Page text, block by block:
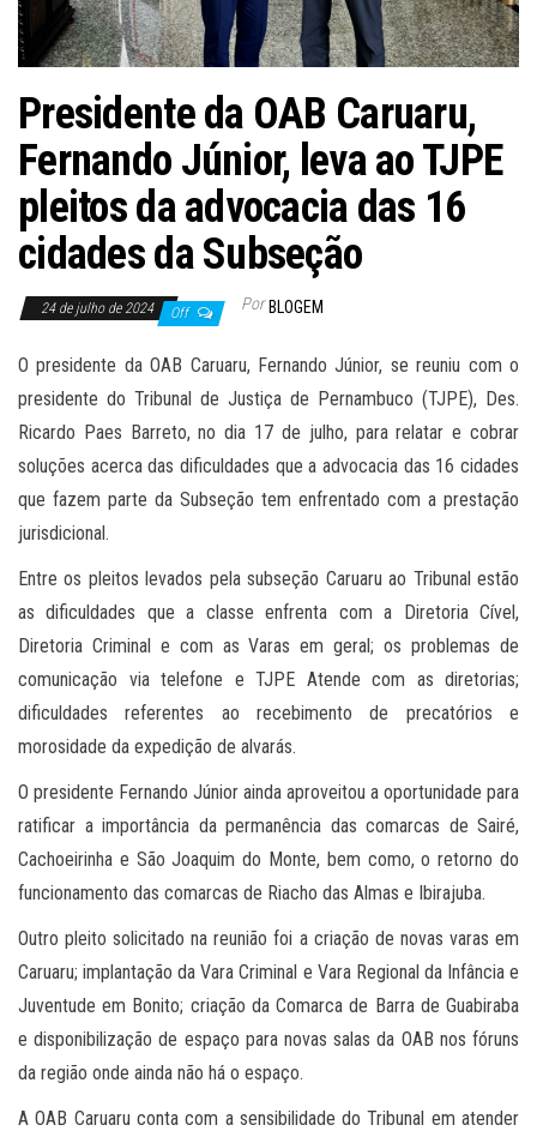
Presidente da OAB Caruaru,
Fernando Júnior, leva ao TJPE
pleitos da advocacia das 16
cidades da Subseção
24 de julho de 2024 Off Por BLOGEM
O presidente da OAB Caruaru, Fernando Júnior, se reuniu com o
presidente do Tribunal de Justiça de Pernambuco (TJPE), Des.
Ricardo Paes Barreto, no dia 17 de julho, para relatar e cobrar
soluções acerca das dificuldades que a advocacia das 16 cidades
que fazem parte da Subseção tem enfrentado com a prestação
jurisdicional.
Entre os pleitos levados pela subseção Caruaru ao Tribunal estão
as dificuldades que a classe enfrenta com a Diretoria Cível,
Diretoria Criminal e com as Varas em geral; os problemas de
comunicação via telefone e TJPE Atende com as diretorias;
dificuldades referentes ao recebimento de precatórios e
morosidade da expedição de alvarás.
O presidente Fernando Júnior ainda aproveitou a oportunidade para
ratificar a importância da permanência das comarcas de Sairé,
Cachoeirinha e São Joaquim do Monte, bem como, o retorno do
funcionamento das comarcas de Riacho das Almas e Ibirajuba.
Outro pleito solicitado na reunião foi a criação de novas varas em
Caruaru; implantação da Vara Criminal e Vara Regional da Infância e
Juventude em Bonito; criação da Comarca de Barra de Guabiraba
e disponibilização de espaço para novas salas da OAB nos fóruns
da região onde ainda não há o espaço.
A OAB Caruaru conta com a sensibilidade do Tribunal em atender